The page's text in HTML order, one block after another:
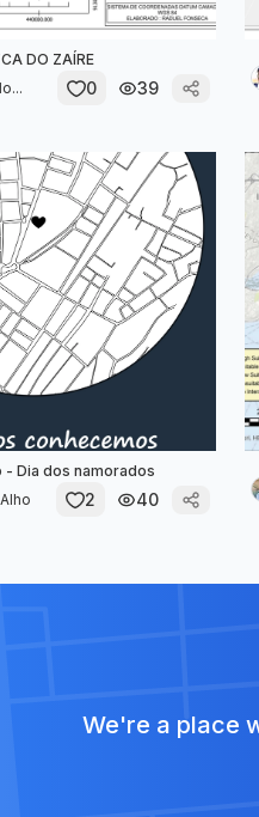
DO ZAÍRE
0 39
- Dia dos namorados
2 40
We're a place